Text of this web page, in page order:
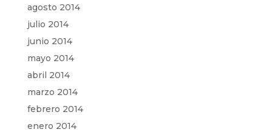
agosto 2014
julio 2014
junio 2014
mayo 2014
abril 2014
marzo 2014
febrero 2014
enero 2014